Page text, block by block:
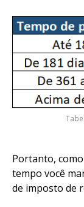
Portanto,
tempo você
de imposto de